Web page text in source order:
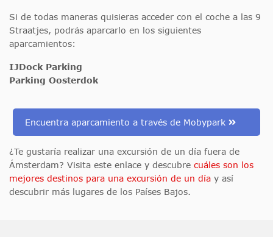
Si de todas maneras quisieras acceder con el coche a las 9
Straatjes, podrás aparcarlo en los siguientes
aparcamientos:
IJDock Parking
Parking Oosterdok
Encuentra aparcamiento a través de Mobypark
¿Te gustaría realizar una excursión de un día fuera de
Ámsterdam? Visita este enlace y descubre cuáles son los
mejores destinos para una excursión de un día y así
descubrir más lugares de los Países Bajos.